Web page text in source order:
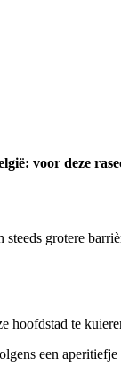
voor deze
grotere
te
een